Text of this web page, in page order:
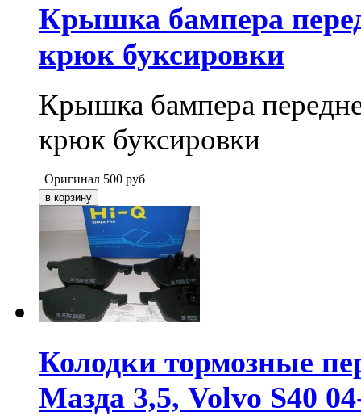
Крышка бампера
крюк буксировки
Крышка бампера
крюк буксировки
Оригинал 500 руб
Колодки тормозные
Мазда 3,5, Volvo S40